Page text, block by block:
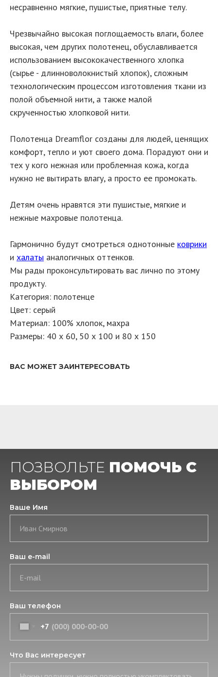
несравненно мягкие, пушистые, приятные телу.
Чрезвычайно высокая поглощаемость влаги, более
высокая, чем других полотенец, обуславливается
использованием высококачественного хлопка
(сырье - длинноволокнистый хлопок), сложным
технологическим процессом изготовления ткани из
полой объемной нити, а также малой
скрученностью хлопковой нити.
Полотенца Dreamflor созданы для людей, ценящих
комфорт, тепло и уют своего дома. Порадуют они и
тех у кого нежная или проблемная кожа, когда
нужно не вытирать влагу, а просто ее промокать.
Детям очень нравятся эти пушистые, мягкие и
нежные махровые полотенца.
Гармонично будут смотреться однотонные коврики
и халаты аналогичных оттенков.
Мы рады проконсультировать вас лично по этому
продукту.
Категория: полотенце
Цвет: серый
Материал: 100% хлопок, махра
Размеры: 40 х 60, 50 х 100 и 80 х 150​
ВАС МОЖЕТ ЗАИНТЕРЕСОВАТЬ
ПОЗВОЛЬТЕ ПОМОЧЬ С
ВЫБОРОМ
Ваше Имя
Иван Смирнов
Ваш e-mail
E-mail
Ваш телефон
+7
Что Вас интересует